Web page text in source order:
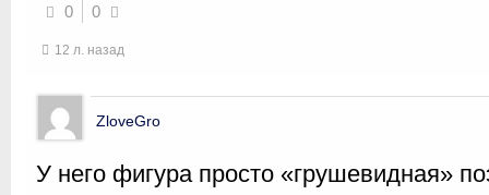
0 0
12 л. назад
ZloveGro
У него фигура просто «грушевидная»